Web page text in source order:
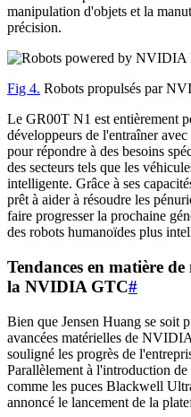
manipulation d'objets et la
précision.
Fig 4. Robots propulsés par
Le GR00T N1 est entièrement
développeurs de l'entraîner
pour répondre à des besoins
des secteurs tels que les
intelligente. Grâce à ses
prêt à aider à résoudre les
faire progresser la prochaine
des robots humanoïdes plus
Tendances en matière
la NVIDIA GTC#
Bien que Jensen Huang se soit
avancées matérielles de
souligné les progrès de
Parallèlement à l'introduction
comme les puces Blackwell
annoncé le lancement de la